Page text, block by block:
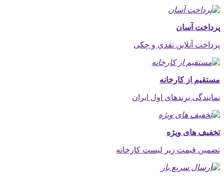
پرداخت آسان
پرداخت آنلاین نقدی و چکی
مستقیم از کارخانه
نمایندگی برندهای اول ایران
تخفیف های ویژه
تضمین قیمت زیر لیست کارخانه